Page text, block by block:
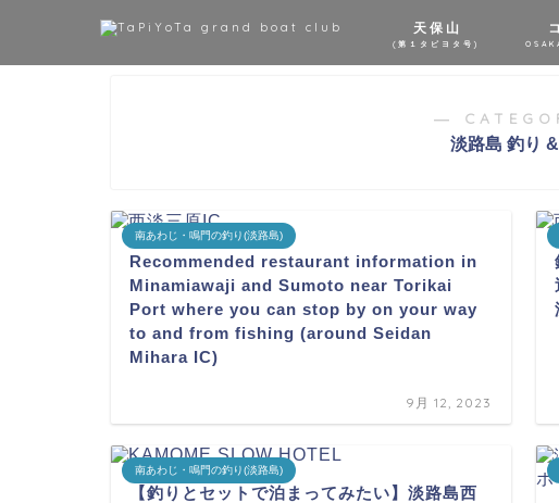
天保山
(第１タピヨタ号)
―
淡路島 釣り
南あわじ・鳴門の釣り(淡路島)
Recommended restaurant information in
Minamiawaji and Sumoto near Torikai
Port where you can stop by on your way
to and from fishing (around Seidan
Mihara IC)
9月 12, 2023
南あわじ・鳴門の釣り(淡路島)
【釣りとセットで泊まってみたい】淡路島西